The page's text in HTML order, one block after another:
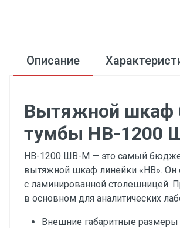
Описание
Вытяжной шкаф
тумбы НВ-1200
НВ-1200 ШВ-М — это самый
вытяжной шкаф линейки «НВ». Он
с ламинированной столешницей.
в основном для аналитических
Внешние габаритные